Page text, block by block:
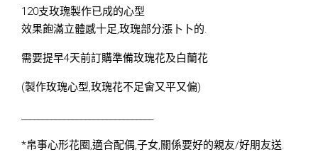
120支玫瑰製作已成的心型
效果飽滿立體感十足,玫瑰部分漲卜卜的.
需要提早4天前訂購準備玫瑰花及白蘭花
(製作玫瑰心型,玫瑰花不足會又平又偏)
*帛事心形花圈,適合配偶,子女,關係要好的親友/好朋友送.